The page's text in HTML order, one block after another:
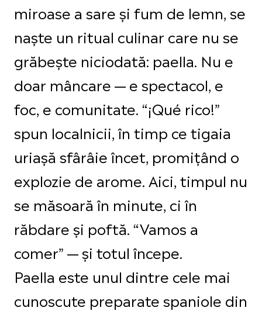
miroase a sare și fum de lemn, se
naște un ritual culinar care nu se
grăbește niciodată: paella. Nu e
doar mâncare — e spectacol, e
foc, e comunitate. “¡Qué rico!”
spun localnicii, în timp ce tigaia
uriașă sfârâie încet, promițând o
explozie de arome. Aici, timpul nu
se măsoară în minute, ci în
răbdare și poftă. “Vamos a
comer” — și totul începe.
Paella este unul dintre cele mai
cunoscute preparate spaniole din